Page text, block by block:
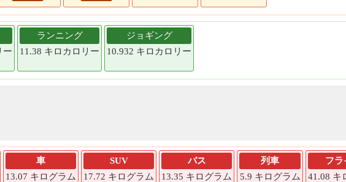
ー
ランニング
11.38 キロカロリー
ジョギング
10.932 キロカロリー
車
13.07 キログラム
SUV
17.72 キログラム
バス
13.35 キログラム
列車
5.9 キログラム
フラ
41.08 キ